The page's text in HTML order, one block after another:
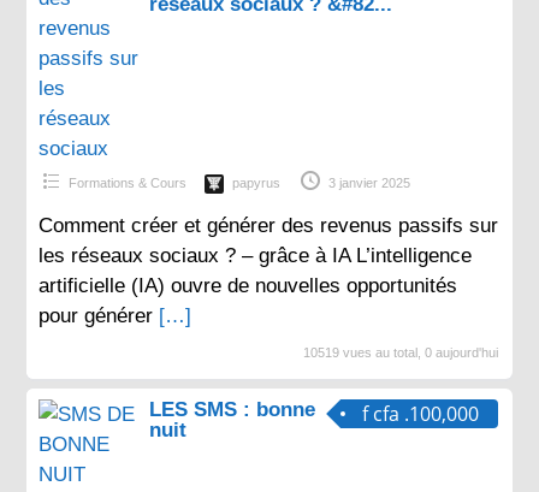
Formations & Cours papyrus 3 janvier 2025
Comment créer et générer des revenus passifs sur
les réseaux sociaux ? – grâce à IA L’intelligence
artificielle (IA) ouvre de nouvelles opportunités
pour générer […]
10519 vues au total, 0 aujourd'hui
f cfa .100,000
LES SMS : bonne
nuit